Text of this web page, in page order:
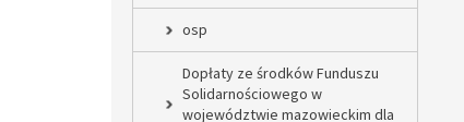
osp
Dopłaty ze środków Funduszu
Solidarnościowego w
województwie mazowieckim dla